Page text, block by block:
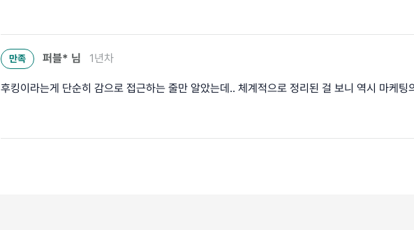
만족 퍼블* 님 1년차
후킹이라는게 단순히 감으로 접근하는 줄만 알았는데.. 체계적으로 정리된 걸 보니 역시 마케팅